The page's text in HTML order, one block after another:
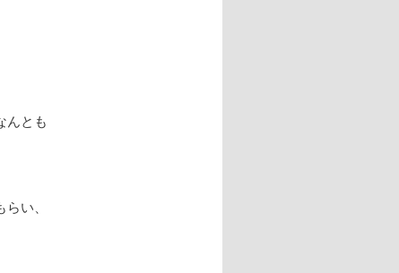
んとも
い、